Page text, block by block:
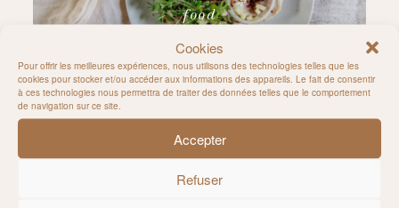
Cookies
Pour offrir les meilleures expériences, nous utilisons des technologies telles que les
cookies pour stocker et/ou accéder aux informations des appareils. Le fait de consentir
à ces technologies nous permettra de traiter des données telles que le comportement
de navigation sur ce site.
Accepter
Refuser
food